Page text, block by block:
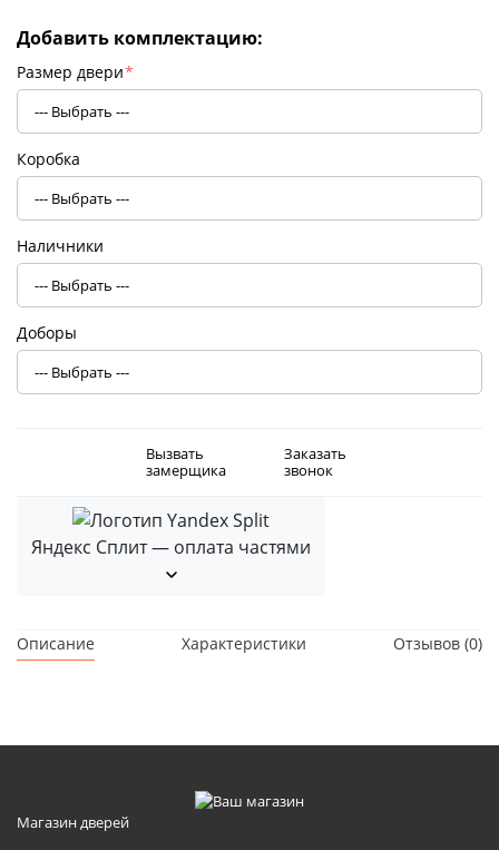
Добавить комплектацию:
Размер двери*
Коробка
Наличники
Доборы
Вызвать
замерщика
Заказать
звонок
Яндекс Сплит — оплата частями
Описание Характеристики Отзывов (0)
Магазин дверей